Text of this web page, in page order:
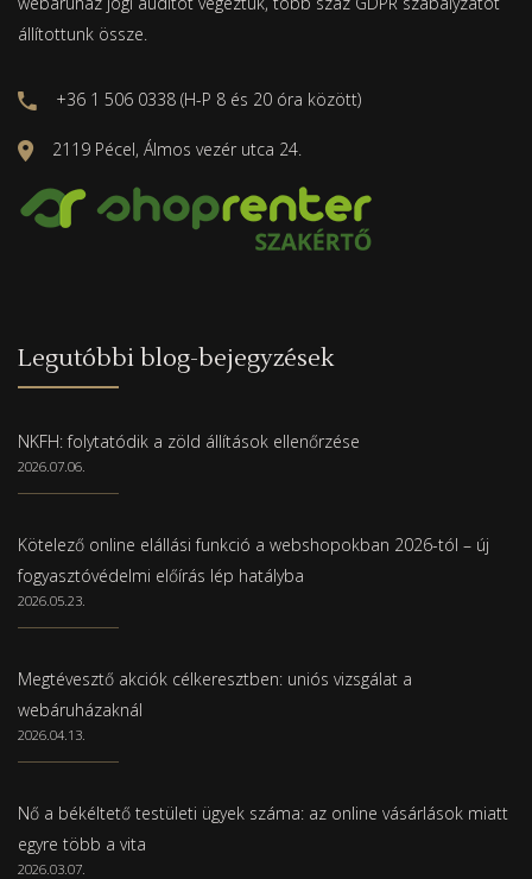
állítottunk össze.
+36 1 506 0338 (H-P 8 és 20 óra között)
2119 Pécel, Álmos vezér utca 24.
Legutóbbi blog-bejegyzések
NKFH: folytatódik a zöld állítások ellenőrzése
2026.07.06.
Kötelező online elállási funkció a webshopokban 2026-tól – új
fogyasztóvédelmi előírás lép hatályba
2026.05.23.
Megtévesztő akciók célkeresztben: uniós vizsgálat a
webáruházaknál
2026.04.13.
Nő a békéltető testületi ügyek száma: az online vásárlások miatt
egyre több a vita
2026.03.07.